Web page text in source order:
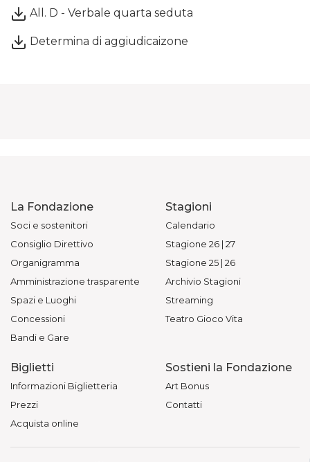
All. D - Verbale quarta seduta
Determina di aggiudicaizone
La Fondazione
Soci e sostenitori
Consiglio Direttivo
Organigramma
Amministrazione trasparente
Spazi e Luoghi
Concessioni
Bandi e Gare
Stagioni
Calendario
Stagione 26 | 27
Stagione 25 | 26
Archivio Stagioni
Streaming
Teatro Gioco Vita
Biglietti
Informazioni Biglietteria
Prezzi
Acquista online
Sostieni la Fondazione
Art Bonus
Contatti